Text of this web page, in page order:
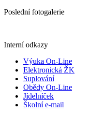
Poslední fotogalerie
Interní odkazy
Výuka On-Line
Elektronická ŽK
Suplování
Obědy On-Line
Jídelníček
Školní e-mail